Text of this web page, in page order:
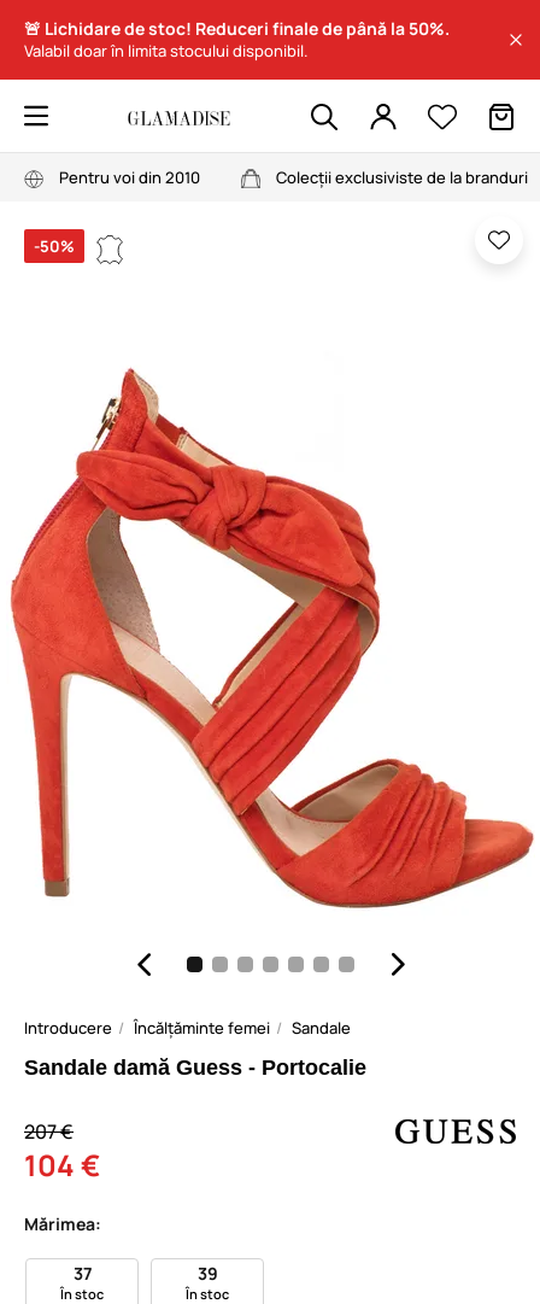
🚨 Lichidare de stoc! Reduceri finale de până la 50%.
Valabil doar în limita stocului disponibil.
Pentru voi din 2010 Colecții exclusiviste de la branduri
-50%
Introducere Încălțăminte femei Sandale
Sandale damă Guess - Portocalie
207 €
104 €
Mărimea:
37
În stoc
39
În stoc